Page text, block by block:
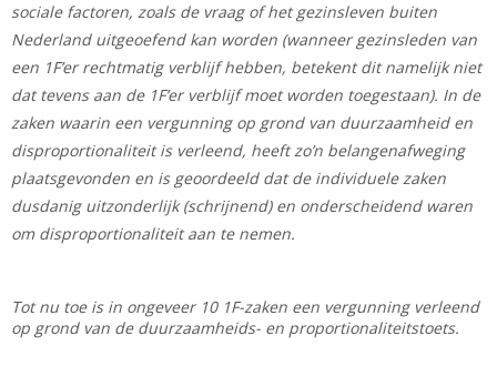
sociale factoren, zoals de vraag of het gezinsleven buiten
Nederland uitgeoefend kan worden (wanneer gezinsleden van
een 1F’er rechtmatig verblijf hebben, betekent dit namelijk niet
dat tevens aan de 1F’er verblijf moet worden toegestaan). In de
zaken waarin een vergunning op grond van duurzaamheid en
disproportionaliteit is verleend, heeft zo’n belangenafweging
plaatsgevonden en is geoordeeld dat de individuele zaken
dusdanig uitzonderlijk (schrijnend) en onderscheidend waren
om disproportionaliteit aan te nemen.
Tot nu toe is in ongeveer 10 1F-zaken een vergunning verleend
op grond van de duurzaamheids- en proportionaliteitstoets.